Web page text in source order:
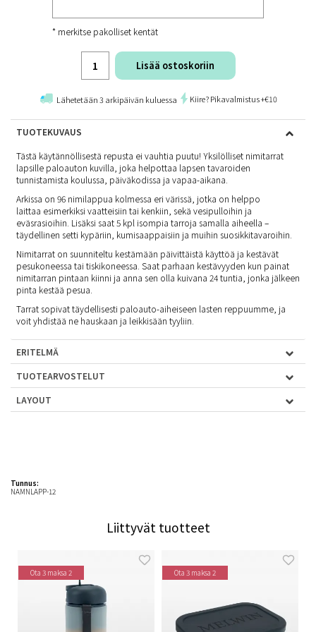
* merkitse pakolliset kentät
Lisää ostoskoriin
Lähetetään 3 arkipäivän kuluessa Kiire? Pikavalmistus +€10
TUOTEKUVAUS
Tästä käytännöllisestä repusta ei vauhtia puutu! Yksilölliset nimitarrat
lapsille paloauton kuvilla, joka helpottaa lapsen tavaroiden
tunnistamista koulussa, päiväkodissa ja vapaa-aikana.
Arkissa on 96 nimilappua kolmessa eri värissä, jotka on helppo
laittaa esimerkiksi vaatteisiin tai kenkiin, sekä vesipulloihin ja
eväsrasioihin. Lisäksi saat 5 kpl isompia tarroja samalla aiheella –
täydellinen setti kypäriin, kumisaappaisiin ja muihin suosikkitavaroihin.
Nimitarrat on suunniteltu kestämään päivittäistä käyttöä ja kestävät
pesukoneessa tai tiskikoneessa. Saat parhaan kestävyyden kun painat
nimitarran pintaan kiinni ja anna sen olla kuivana 24 tuntia, jonka jälkeen
pinta kestää pesua.
Tarrat sopivat täydellisesti paloauto-aiheiseen lasten reppuumme, ja
voit yhdistää ne hauskaan ja leikkisään tyyliin.
ERITELMÄ
TUOTEARVOSTELUT
LAYOUT
Tunnus:
NAMNLAPP-12
Liittyvät tuotteet
Ota 3 maksa 2 Ota 3 maksa 2